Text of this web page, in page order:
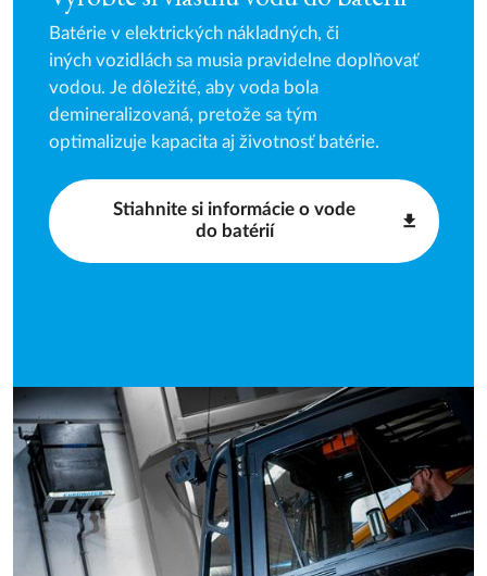
Batérie v elektrických nákladných, či
iných vozidlách sa musia pravidelne doplňovať
vodou. Je dôležité, aby voda bola
demineralizovaná, pretože sa tým
optimalizuje kapacita aj životnosť batérie.
Stiahnite si informácie o vode
do batérií